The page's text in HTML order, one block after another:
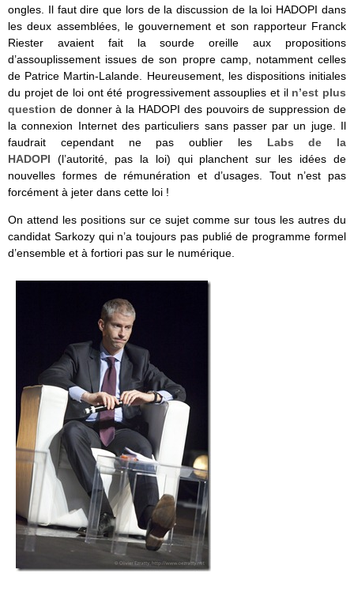
ongles. Il faut dire que lors de la discussion de la loi HADOPI dans
les deux assemblées, le gouvernement et son rapporteur Franck
Riester avaient fait la sourde oreille aux propositions
d’assouplissement issues de son propre camp, notamment celles
de Patrice Martin-Lalande. Heureusement, les dispositions initiales
du projet de loi ont été progressivement assouplies et il n’est plus
question de donner à la HADOPI des pouvoirs de suppression de
la connexion Internet des particuliers sans passer par un juge. Il
faudrait cependant ne pas oublier les Labs de la
HADOPI (l’autorité, pas la loi) qui planchent sur les idées de
nouvelles formes de rémunération et d’usages. Tout n’est pas
forcément à jeter dans cette loi !
On attend les positions sur ce sujet comme sur tous les autres du
candidat Sarkozy qui n’a toujours pas publié de programme formel
d’ensemble et à fortiori pas sur le numérique.